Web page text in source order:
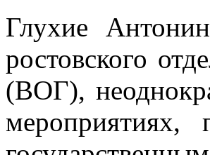
Глухие
ростовского
(ВОГ),